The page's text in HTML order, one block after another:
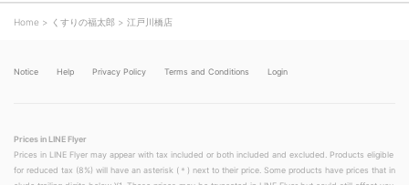
o
w
Home くすりの福太郎 江戸川橋店
Notice Help Privacy Policy Terms and Conditions Login
Prices in LINE Flyer
Prices in LINE Flyer may appear with tax included or both included and excluded. Products eligible
for reduced tax (8%) will have an asterisk (＊) next to their price. Some products have prices that in